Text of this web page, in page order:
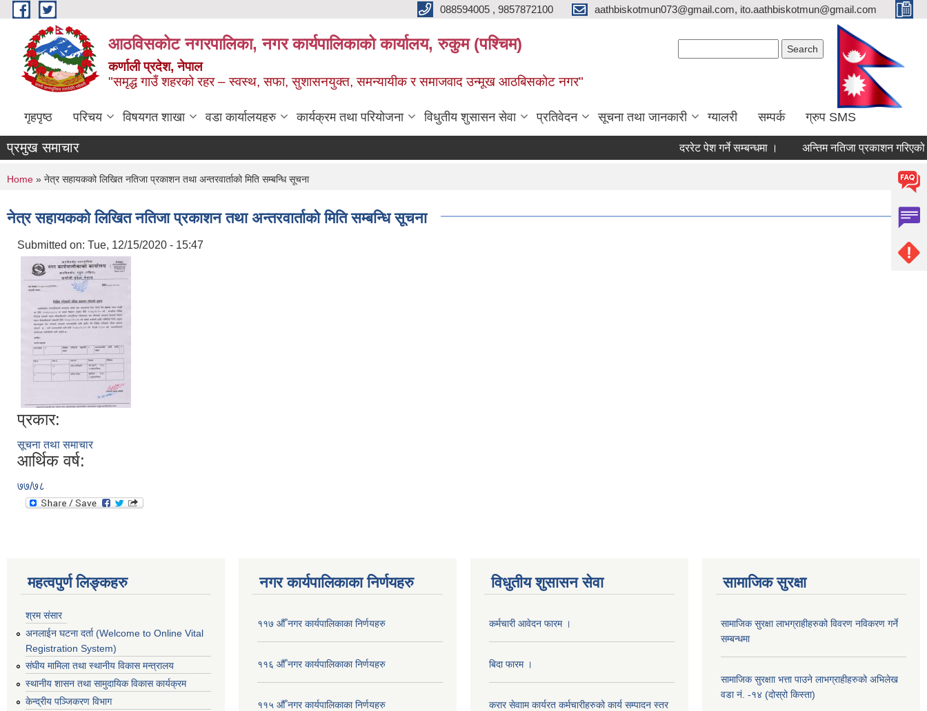
Skip to main content 088594005 , 9857872100 aathbiskotmun073@gmail.com, ito.aathbiskotmun@gmail.com
आठविसकोट नगरपालिका, नगर कार्यपालिकाको कार्यालय, रुकुम (पश्चिम)
कर्णाली प्रदेश, नेपाल
"समृद्ध गाउँ शहरको रहर – स्वस्थ, सफा, सुशासनयुक्त, समन्यायीक र समाजवाद उन्मूख आठबिसकोट नगर"
गृहपृष्ठ परिचय विषयगत शाखा वडा कार्यालयहरु कार्यक्रम तथा परियोजना विधुतीय शुसासन सेवा प्रतिवेदन सूचना तथा जानकारी ग्यालरी सम्पर्क ग्रुप SMS
प्रमुख समाचार दररेट पेश गर्ने सम्बन्धमा । अन्तिम नतिजा प्रकाशन गरिएको
You are here
Home » नेत्र सहायकको लिखित नतिजा प्रकाशन तथा अन्तरवार्ताको मिति सम्बन्धि सूचना
नेत्र सहायकको लिखित नतिजा प्रकाशन तथा अन्तरवार्ताको मिति सम्बन्धि सूचना
Submitted on: Tue, 12/15/2020 - 15:47
प्रकार:
सूचना तथा समाचार
आर्थिक वर्ष:
७७/७८
महत्वपुर्ण लिङ्कहरु
श्रम संसार
अनलाईन घटना दर्ता (Welcome to Online Vital
Registration System)
संघीय मामिला तथा स्थानीय विकास मन्त्रालय
स्थानीय शासन तथा सामुदायिक विकास कार्यक्रम
केन्द्रीय पञ्जिकरण विभाग
नगर कार्यपालिकाका निर्णयहरु
११७ औँ नगर कार्यपालिकाका निर्णयहरु
११६ औँ नगर कार्यपालिकाका निर्णयहरु
११५ औँ नगर कार्यपालिकाका निर्णयहरु
विधुतीय शुसासन सेवा
कर्मचारी आवेदन फारम ।
बिदा फारम ।
करार सेवााम कार्यरत कर्मचारीहरुको कार्य सम्पादन स्तर
सामाजिक सुरक्षा
सामाजिक सुरक्षा लाभग्राहीहरुको विवरण नविकरण गर्ने
सम्बन्धमा
सामाजिक सुरक्षाा भत्ता पाउने लाभग्राहीहरुको अभिलेख
वडा नं. -१४ (दोस्रो किस्ता)